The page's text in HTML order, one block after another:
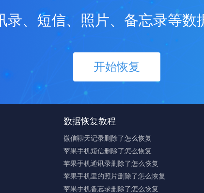
录、短信、照片、备忘录等数
开始恢复
数据恢复教程
微信聊天记录删除了怎么恢复
苹果手机短信删除了怎么恢复
苹果手机通讯录删除了怎么恢复
苹果手机里的照片删除了怎么恢复
苹果手机备忘录删除了怎么恢复